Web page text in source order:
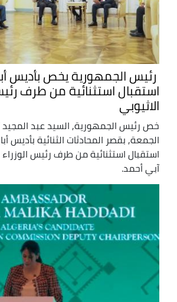
رئيس الجمهورية يخص بأديس
استقبال استثنائية من طرف رئيس
الاثيوبي
خص رئيس الجمهورية, السيد عبد المجيد
الجمعة, بقصر المحادثات الثنائية بأديس
استقبال استثنائية من طرف رئيس الوزراء
آبي أحمد.